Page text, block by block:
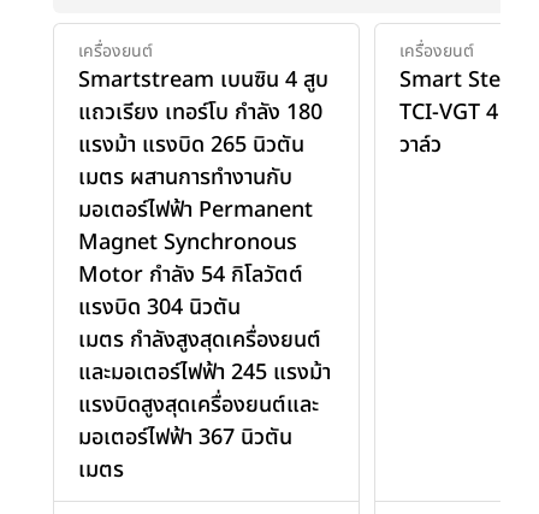
เครื่องยนต์
Smartstream เบนซิน 4 สูบ
แถวเรียง เทอร์โบ กำลัง 180
แรงม้า แรงบิด 265 นิวตัน
เมตร ผสานการทำงานกับ
มอเตอร์ไฟฟ้า Permanent
Magnet Synchronous
Motor กำลัง 54 กิโลวัตต์
แรงบิด 304 นิวตัน
เมตร กำลังสูงสุดเครื่องยนต์
และมอเตอร์ไฟฟ้า 245 แรงม้า
แรงบิดสูงสุดเครื่องยนต์และ
มอเตอร์ไฟฟ้า 367 นิวตัน
เมตร
เครื่องยนต์
Smart Steam
TCI-VGT 4 สูบ
วาล์ว